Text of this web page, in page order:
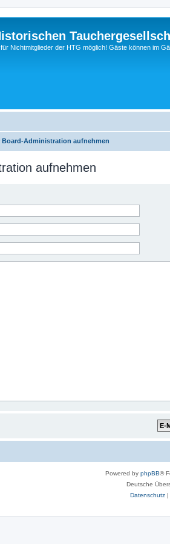
Nichtmitglieder der HTG möglich! Gäste können im
Administration aufnehmen
aufnehmen
Powered by phpBB®
Deutsche
Datenschutz|